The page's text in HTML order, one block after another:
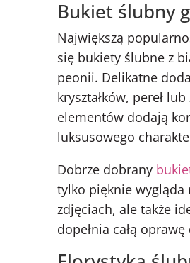
Bukiet ślubny
Największą
się bukiety ślubne z
peonii. Delikatne
kryształków, pereł lub
elementów dodają
luksusowego
Dobrze dobrany
tylko pięknie wygląda
zdjęciach, ale także
dopełnia całą